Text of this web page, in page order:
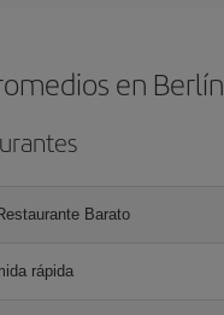
en Berlín
Barato
rápida